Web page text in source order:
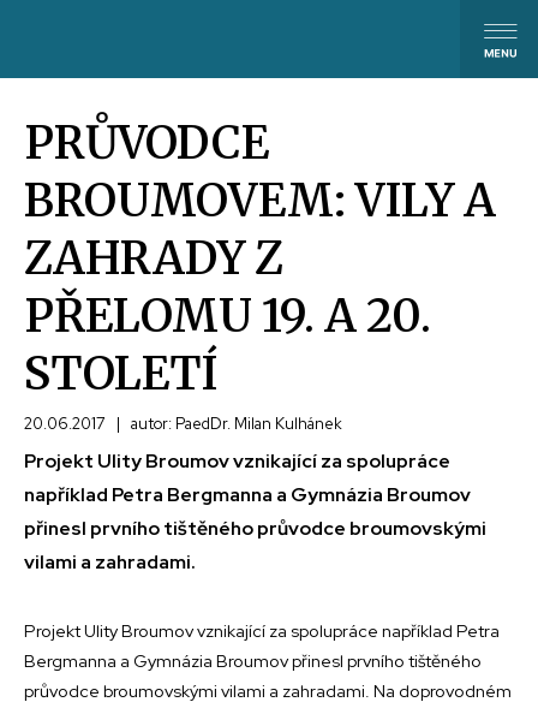
PRŮVODCE
BROUMOVEM: VILY A
ZAHRADY Z
PŘELOMU 19. A 20.
STOLETÍ
20.06.2017 | autor: PaedDr. Milan Kulhánek
Projekt Ulity Broumov vznikající za spolupráce
například Petra Bergmanna a Gymnázia Broumov
přinesl prvního tištěného průvodce broumovskými
vilami a zahradami.
Projekt Ulity Broumov vznikající za spolupráce například Petra
Bergmanna a Gymnázia Broumov přinesl prvního tištěného
průvodce broumovskými vilami a zahradami. Na doprovodném